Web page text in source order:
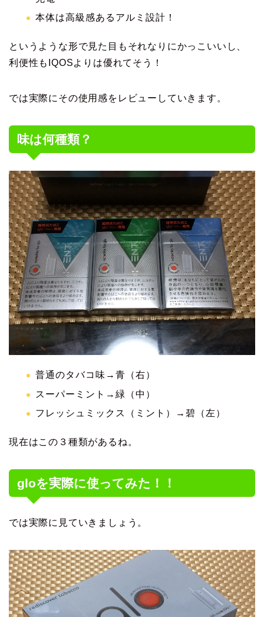
本体は高級感あるアルミ設計！
というような形で見た目もそれなりにかっこいいし、
利便性もIQOSよりは優れてそう！
では実際にその使用感をレビューしていきます。
味は何種類？
普通のタバコ味→青（右）
スーパーミント→緑（中）
フレッシュミックス（ミント）→碧（左）
現在はこの３種類があるね。
gloを実際に使ってみた！！
では実際に見ていきましょう。